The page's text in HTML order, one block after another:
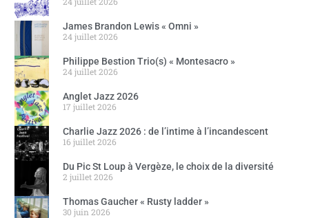
James Brandon Lewis « Omni »
24 juillet 2026
Philippe Bestion Trio(s) « Montesacro »
24 juillet 2026
Anglet Jazz 2026
17 juillet 2026
Charlie Jazz 2026 : de l’intime à l’incandescent
16 juillet 2026
Du Pic St Loup à Vergèze, le choix de la diversité
2 juillet 2026
Thomas Gaucher « Rusty ladder »
30 juin 2026